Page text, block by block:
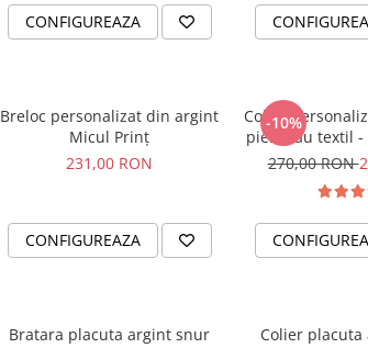
CONFIGUREAZA
Breloc personalizat din argint
Micul Prinț
231,00 RON
CONFIGUREAZA
-10%
Colier
piele sau textil
270,00 RON
Bratara placuta argint snur
Colier